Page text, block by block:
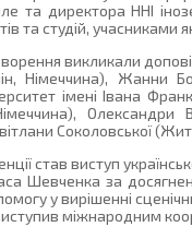
та директора ННІ
та студій, учасниками
викликали
Німеччина), Жанни
імені Івана
Олександри
Соколовської
став виступ
Шевченка за
у вирішенні
міжнародним